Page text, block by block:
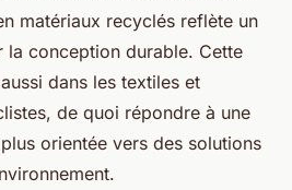
matériaux recyclés reflète un
la conception durable. Cette
dans les textiles et
de quoi répondre à une
orientée vers des solutions